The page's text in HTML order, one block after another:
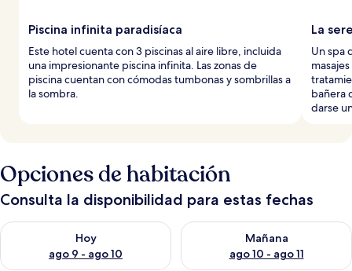
Piscina infinita paradisíaca
Este hotel cuenta con 3 piscinas al aire libre, incluida
una impresionante piscina infinita. Las zonas de
piscina cuentan con cómodas tumbonas y sombrillas a
la sombra.
La
Un spa
bañera
darse
Opciones de habitación
Consulta la disponibilidad para estas fechas
Hoy
ago 9 - ago 10
Consulta la disponibilidad para hoy ago 9 - ago 10
Mañana
ago 10 - ago 11
Consulta la disponibilidad